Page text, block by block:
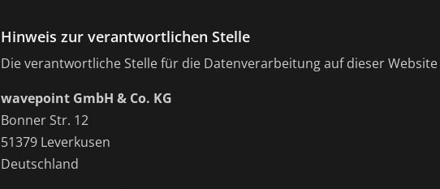
Hinweis zur verantwortlichen Stelle
Die verantwortliche Stelle für die Datenverarbeitung auf dieser Website
wavepoint GmbH & Co. KG
Bonner Str. 12
51379 Leverkusen
Deutschland